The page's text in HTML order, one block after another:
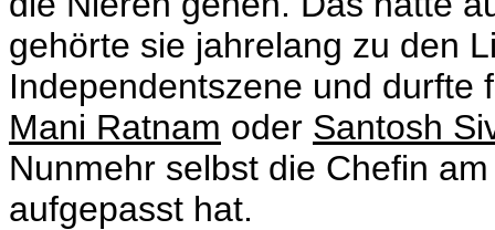
gehörte sie jahrelang zu den
Independentszene und
Mani Ratnam oder Santosh
Nunmehr selbst die Chefin
aufgepasst hat.